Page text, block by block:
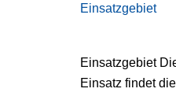
Einsatzgebiet
Einsatzgebiet
Einsatz findet